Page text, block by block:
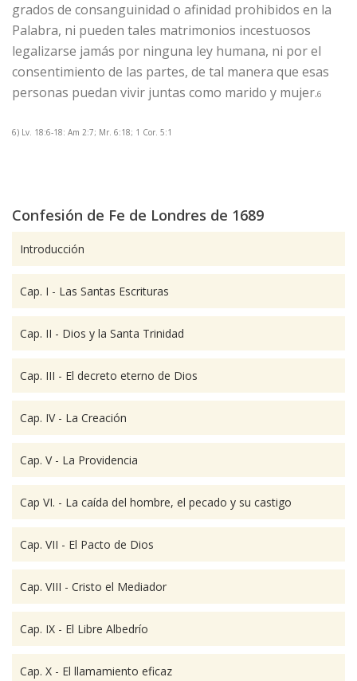
grados de consanguinidad o afinidad prohibidos en la
Palabra, ni pueden tales matrimonios incestuosos
legalizarse jamás por ninguna ley humana, ni por el
consentimiento de las partes, de tal manera que esas
personas puedan vivir juntas como marido y mujer.6
6) Lv. 18:6-18: Am 2:7; Mr. 6:18; 1 Cor. 5:1
Confesión de Fe de Londres de 1689
Introducción
Cap. I - Las Santas Escrituras
Cap. II - Dios y la Santa Trinidad
Cap. III - El decreto eterno de Dios
Cap. IV - La Creación
Cap. V - La Providencia
Cap VI. - La caída del hombre, el pecado y su castigo
Cap. VII - El Pacto de Dios
Cap. VIII - Cristo el Mediador
Cap. IX - El Libre Albedrío
Cap. X - El llamamiento eficaz